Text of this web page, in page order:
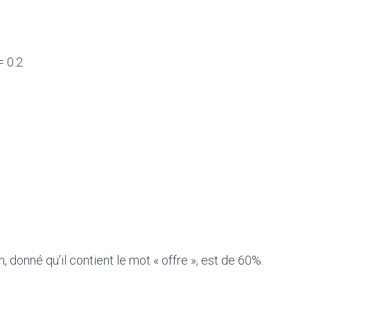
0.2
donné qu’il contient le mot « offre », est de 60%.